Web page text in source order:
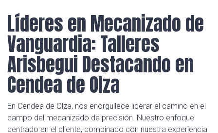
Líderes en Mecanizado de
Vanguardia: Talleres
Arisbegui Destacando en
Cendea de Olza
En Cendea de Olza, nos enorgullece liderar el camino en el
campo del mecanizado de precisión. Nuestro enfoque
centrado en el cliente, combinado con nuestra experiencia